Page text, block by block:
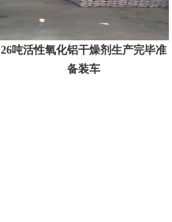
26吨活性氧化铝干燥剂生产完毕准
备装车